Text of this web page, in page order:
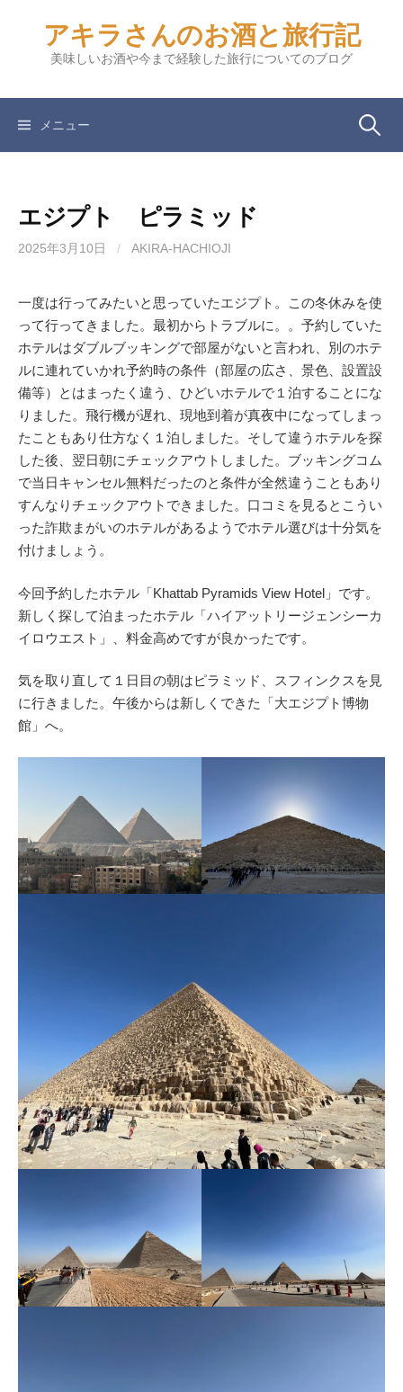
ツ
アキラさんのお酒と旅行記
美味しいお酒や今まで経験した旅行についてのブログ
メニュー 検
エジプト ピラミッド
2025年3月10日 / AKIRA-HACHIOJI
一度は行ってみたいと思っていたエジプト。この冬休みを使
って行ってきました。最初からトラブルに。。予約していた
ホテルはダブルブッキングで部屋がないと言われ、別のホテ
ルに連れていかれ予約時の条件（部屋の広さ、景色、設置設
備等）とはまったく違う、ひどいホテルで１泊することにな
りました。飛行機が遅れ、現地到着が真夜中になってしまっ
たこともあり仕方なく１泊しました。そして違うホテルを探
した後、翌日朝にチェックアウトしました。ブッキングコム
で当日キャンセル無料だったのと条件が全然違うこともあり
すんなりチェックアウトできました。口コミを見るとこうい
った詐欺まがいのホテルがあるようでホテル選びは十分気を
付けましょう。
今回予約したホテル「Khattab Pyramids View Hotel」です。
新しく探して泊まったホテル「ハイアットリージェンシーカ
イロウエスト」、料金高めですが良かったです。
気を取り直して１日目の朝はピラミッド、スフィンクスを見
に行きました。午後からは新しくできた「大エジプト博物
館」へ。